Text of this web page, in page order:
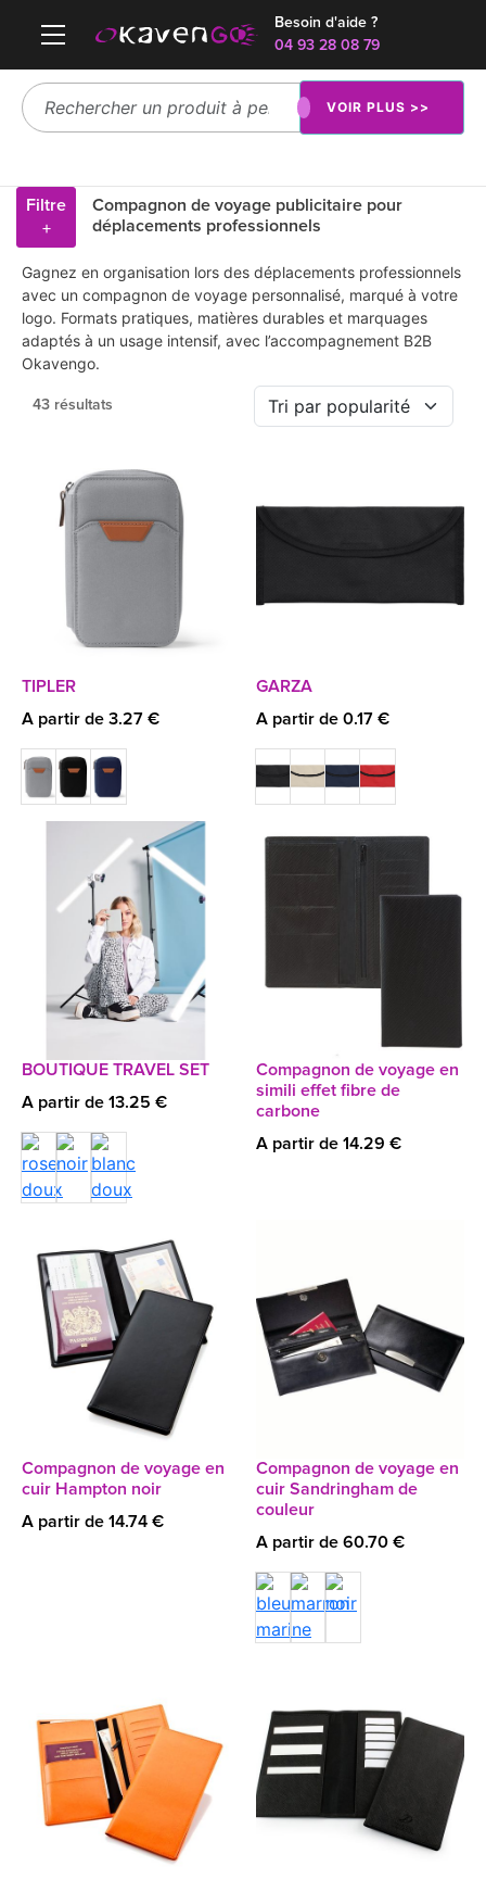
Besoin d'aide ?
04 93 28 08 79
VOIR PLUS >>
Filtre
+
Compagnon de voyage publicitaire pour
déplacements professionnels
Gagnez en organisation lors des déplacements professionnels
avec un compagnon de voyage personnalisé, marqué à votre
logo. Formats pratiques, matières durables et marquages
adaptés à un usage intensif, avec l’accompagnement B2B
Okavengo.
43 résultats
TIPLER
A partir de 3.27 €
GARZA
A partir de 0.17 €
BOUTIQUE TRAVEL SET
A partir de 13.25 €
Compagnon de voyage en
simili effet fibre de
carbone
A partir de 14.29 €
Compagnon de voyage en
cuir Hampton noir
A partir de 14.74 €
Compagnon de voyage en
cuir Sandringham de
couleur
A partir de 60.70 €